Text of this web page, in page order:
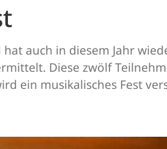
auch in diesem Jahr
Diese zwölf
ein musikalisches Fest